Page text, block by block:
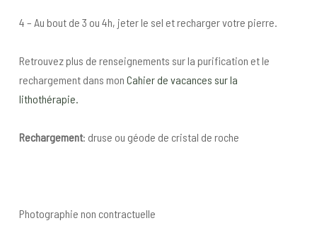
4 – Au bout de 3 ou 4h, jeter le sel et recharger votre pierre.
Retrouvez plus de renseignements sur la purification et le
rechargement dans mon Cahier de vacances sur la
lithothérapie.
Rechargement: druse ou géode de cristal de roche
Photographie non contractuelle